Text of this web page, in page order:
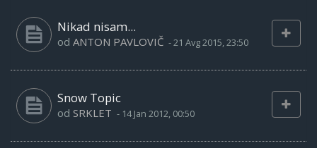
Nikad nisam...
od ANTON PAVLOVIČ -21 Avg 2015, 23:50
Snow Topic
od SRKLET - 14 Jan 2012, 00:50